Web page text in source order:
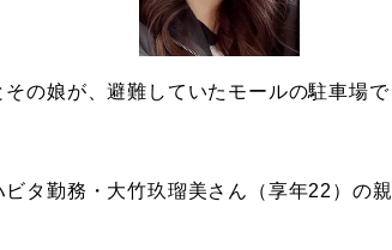
の娘が、避難していたモールの駐車場で
タ勤務・大竹玖瑠美さん（享年22）の親